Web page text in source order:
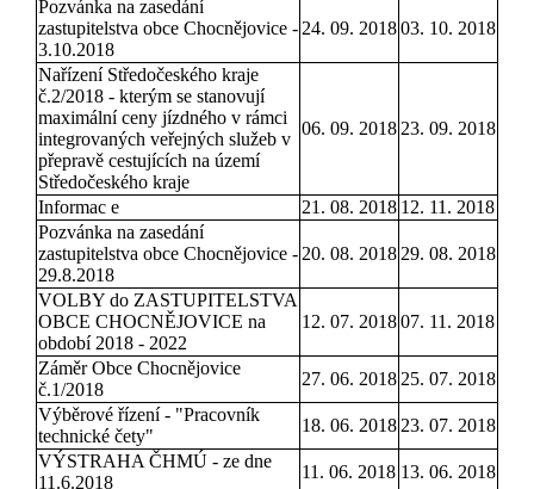
Pozvánka na zasedání
zastupitelstva obce Chocnějovice -
3.10.2018
24. 09. 201803. 10. 2018
Nařízení Středočeského kraje
č.2/2018 - kterým se stanovují
maximální ceny jízdného v rámci
integrovaných veřejných služeb v
přepravě cestujících na území
Středočeského kraje
06. 09. 2018 23. 09. 2018
Informac e 21. 08. 2018 12. 11. 2018
Pozvánka na zasedání
zastupitelstva obce Chocnějovice -
29.8.2018
20. 08. 2018 29. 08. 2018
VOLBY do ZASTUPITELSTVA
OBCE CHOCNĚJOVICE na
období 2018 - 2022
12. 07. 201807. 11. 2018
Záměr Obce Chocnějovice
č.1/2018
27. 06. 2018 25. 07. 2018
Výběrové řízení - "Pracovník
technické čety"
18. 06. 2018 23. 07. 2018
VÝSTRAHA ČHMÚ - ze dne
11.6.2018
11. 06. 2018 13. 06. 2018